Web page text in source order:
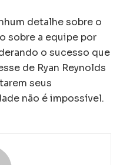
detalhe sobre o
sobre a equipe por
o sucesso que
de Ryan Reynolds
seus
não é impossível.